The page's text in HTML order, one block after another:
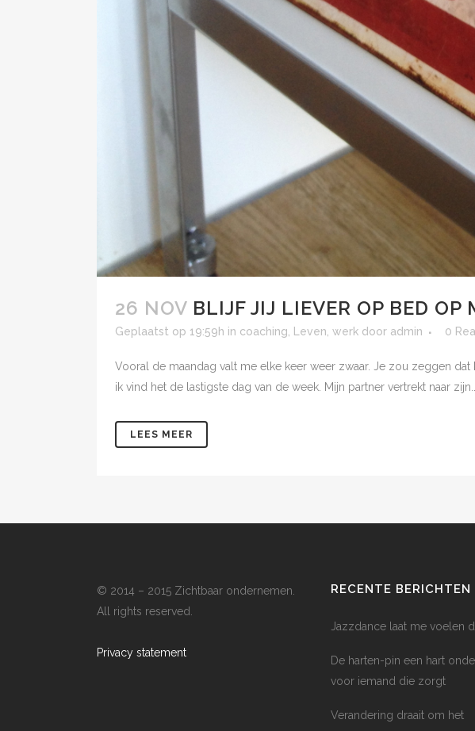
26 NOV BLIJF JIJ LIEVER OP BED OP
Geplaatst op 19:59h in coaching Leven werk door admin 0
Vooral de maandag valt me elke keer weer zwaar. Je zou zeggen
ik vind het de lastigste dag van de week. Mijn partner vertrekt naar zijn...
LEES MEER
© 2014 – 2015 Zichtbaar ondernemen.
All rights reserved.
Privacy statement
RECENTE BERICHTEN
Jazzdance laat me voelen
De harten-pin een hart
voor iemand die zorgt
Verandering draait om het